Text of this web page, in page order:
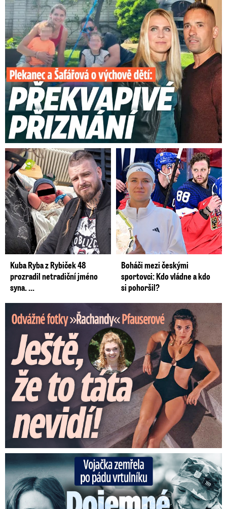
Plekanec a Šafářová o výchově dětí: Překvapivé přiznání
Kuba Ryba z Rybiček 48
prozradil netradiční jméno
syna. ...
Boháči mezi českými
sportovci: Kdo vládne a kdo
si pohoršil?
Odvážné fotky Denisy Pfauserové: Ještě, že to táta nevidí
Vojačka zemřela po pádu vrtulníku: Dojemné vzpomínky na ...